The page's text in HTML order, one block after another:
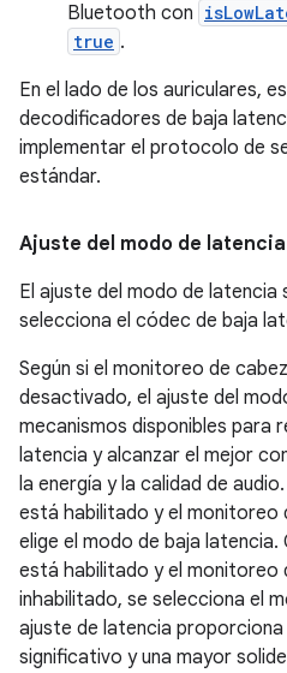
Bluetooth con
true .
En el lado de los auriculares,
decodificadores de baja
implementar el protocolo de
estándar.
Ajuste del modo de latencia
El ajuste del modo de latencia
selecciona el códec de baja
Según si el monitoreo de
desactivado, el ajuste del
mecanismos disponibles para
latencia y alcanzar el mejor
la energía y la calidad de
está habilitado y el monitoreo
elige el modo de baja latencia.
está habilitado y el monitoreo
inhabilitado, se selecciona el
ajuste de latencia
significativo y una mayor